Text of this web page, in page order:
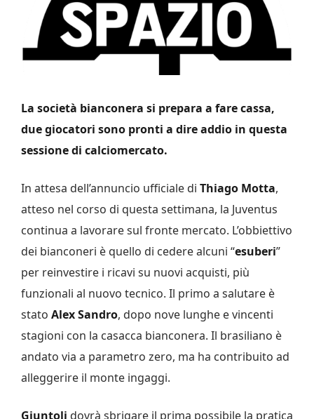
La società bianconera si prepara a fare cassa,
due giocatori sono pronti a dire addio in questa
sessione di calciomercato.
In attesa dell’annuncio ufficiale di Thiago Motta,
atteso nel corso di questa settimana, la Juventus
continua a lavorare sul fronte mercato. L’obbiettivo
dei bianconeri è quello di cedere alcuni “esuberi”
per reinvestire i ricavi su nuovi acquisti, più
funzionali al nuovo tecnico. Il primo a salutare è
stato AlexSandro, dopo nove lunghe e vincenti
stagioni con la casacca bianconera. Il brasiliano è
andato via a parametro zero, ma ha contribuito ad
alleggerire il monte ingaggi.
Giuntoli dovrà sbrigare il prima possibile la pratica